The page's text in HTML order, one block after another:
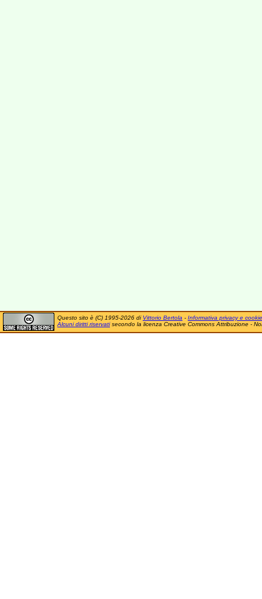
Questo sito è (C) 1995-2026 di Vittorio Bertola - Informativa privacy e cookie
Alcuni diritti riservatisecondo la licenza Creative Commons Attribuzione -